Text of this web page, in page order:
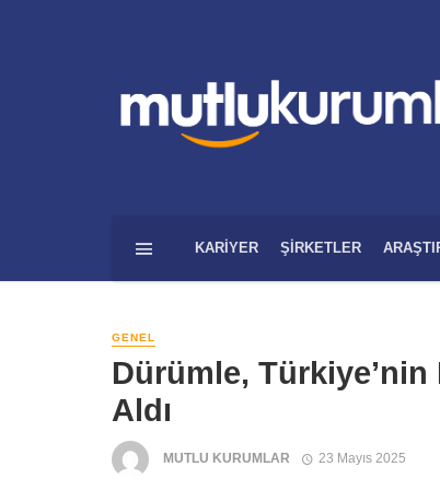
KARIYER ŞIRKETLER
GENEL
Dürümle,
Aldı
MUTLU KURUMLAR 23 Mayıs 2025